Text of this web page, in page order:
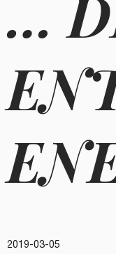
2019-03-05